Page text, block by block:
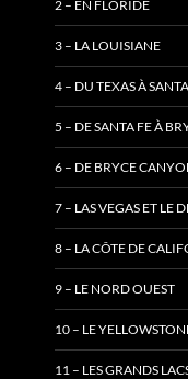
2 – EN FLORIDE
3 – LA LOUISIANE
4 – DU TEXAS À
5 – DE SANTA FE À
6 – DE BRYCE
7 – LAS VEGAS ET LE
8 – LA CÔTE DE
9 – LE NORD OUEST
10 – LE
11 – LES GRANDS